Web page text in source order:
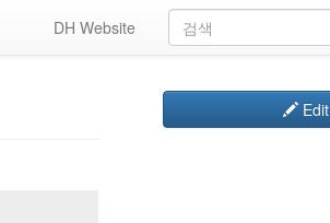
DH Website
Edit